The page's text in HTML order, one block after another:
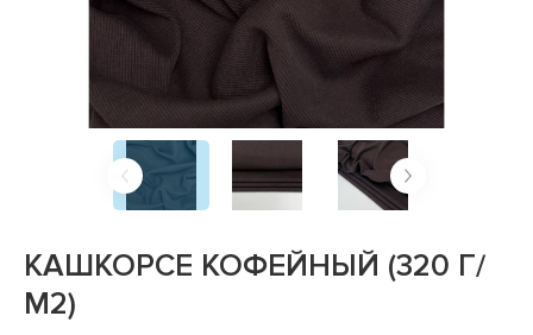
КАШКОРСЕ КОФЕЙНЫЙ (320 Г/
М2)